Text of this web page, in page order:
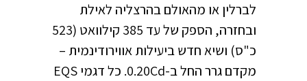
לברלין או מהאולם בהרצליה לאילת
ובחזרה, הספק של עד 385 קילוואט (523
כ"ס) ושיא חדש ביעילות אווירודינמית –
מקדם גרר החל ב-0.20Cd. כל דגמי EQS